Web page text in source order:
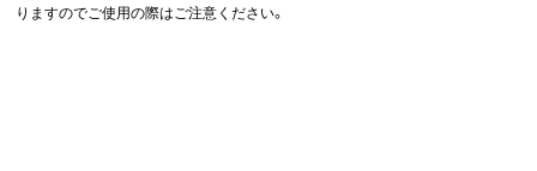
りますのでご使用の際はご注意ください。